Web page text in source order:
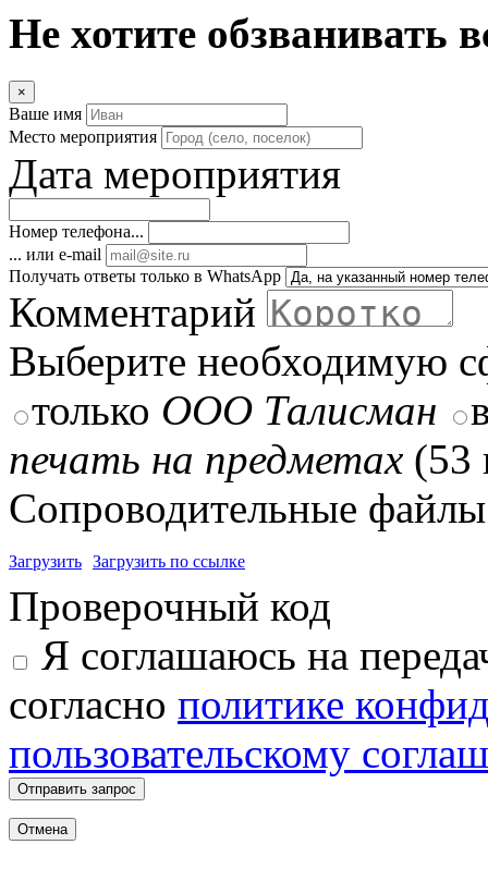
Не хотите обзванивать
×
Ваше имя
Место мероприятия
Дата мероприятия
Номер телефона...
... или e-mail
Получать ответы только в WhatsApp
Комментарий
Выберите необходимую
только ООО Талисман
печать на предметах (53
Сопроводительные
Загрузить Загрузить по ссылке
Проверочный код
Я соглашаюсь на
согласно политике
пользовательскому
Отправить запрос
Отмена